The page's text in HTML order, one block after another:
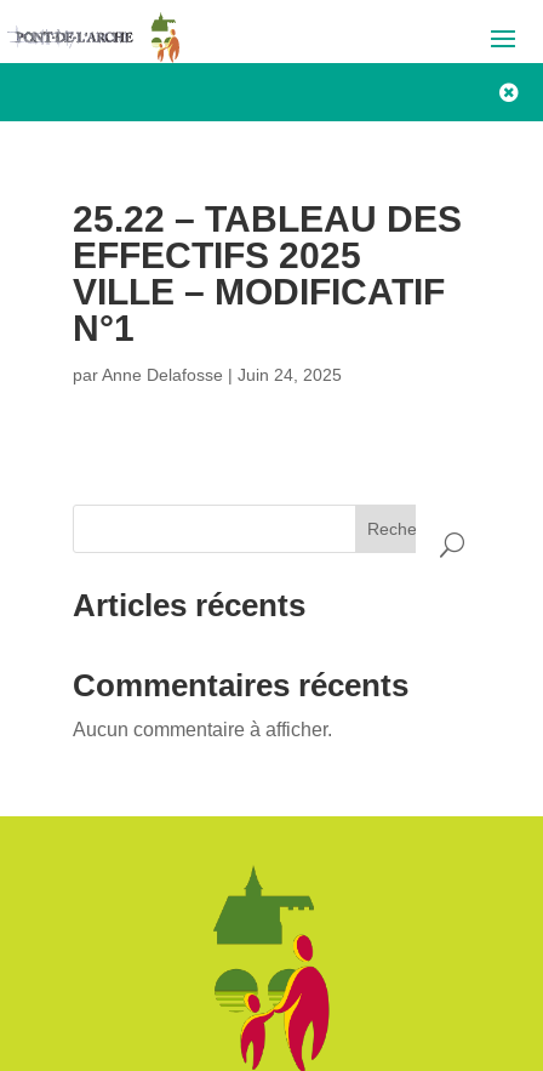

25.22 – TABLEAU DES
EFFECTIFS 2025
VILLE – MODIFICATIF
N°1
parAnne Delafosse | Juin 24, 2025
Rechercher
Articles récents
Commentaires récents
Aucun commentaire à afficher.